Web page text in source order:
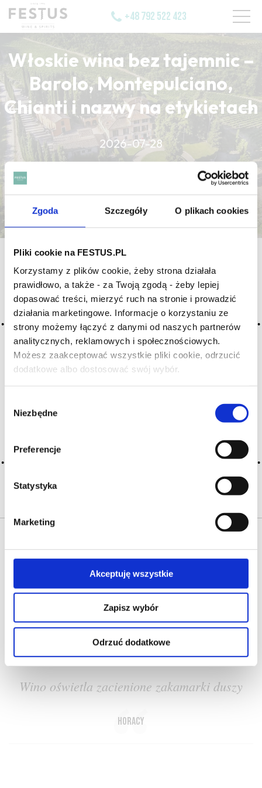
Zgoda Szczegóły O plikach cookies
Pliki cookie na FESTUS.PL
Korzystamy z plików cookie, żeby strona działała
prawidłowo, a także - za Twoją zgodą - żeby lepiej
dopasować treści, mierzyć ruch na stronie i prowadzić
działania marketingowe. Informacje o korzystaniu ze
strony możemy łączyć z danymi od naszych partnerów
analitycznych, reklamowych i społecznościowych.
Możesz zaakceptować wszystkie pliki cookie, odrzucić
dodatkowe albo dostosować swój wybór.
zgody
Niezbędne
Preferencje
Statystyka
Marketing
Akceptuję wszystkie
Zapisz wybór
Odrzuć dodatkowe
Czy masz ukończone 18 lat?
+48 792 522 423
Włoskie wina bez tajemnic –
Barolo, Montepulciano,
Chianti i nazwy na etykietach
2026-07-28
CZYTAJ WIĘCEJ
strona główna / matchstick
Archiwum wpisów tagu:
matchstick
zapałka (zapalona)
2016-05-10
nieco dziwne, ale zrozumiałe określenie degustacyjne
przypominającego woń z.z.; ten względnie świeży zapach
jest różny od znanego zapachu siarki, sugeruje, że wino
Więcej zapałka (zapalona) →
OFERTA ONLINE PRODUCENCI
PRZEWODNIK
SŁOWNIK
Wino oświetla zacienione zakamarki duszy
Horacy